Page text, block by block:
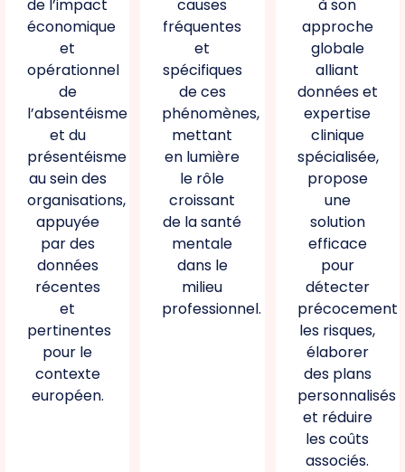
de l’impact
économique
et
opérationnel
de
l’absentéisme
et du
présentéisme
au sein des
organisations,
appuyée
par des
données
récentes
et
pertinentes
pour le
contexte
européen.
causes
fréquentes
et
spécifiques
de ces
phénomènes,
mettant
en lumière
le rôle
croissant
de la santé
mentale
dans le
milieu
professionnel.
à son
approche
globale
alliant
données et
expertise
clinique
spécialisée,
propose
une
solution
efficace
pour
détecter
précocement
les risques,
élaborer
des plans
personnalisés
et réduire
les coûts
associés.